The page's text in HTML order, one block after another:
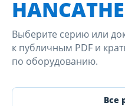
Выберите серию или
к публичным PDF и
по оборудованию.
Все